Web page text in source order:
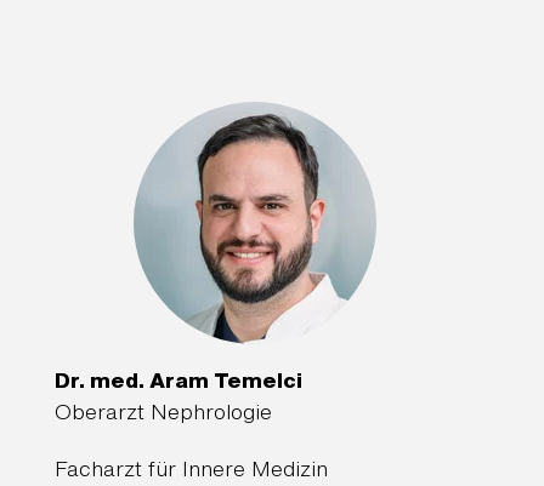
Dr. med. Aram Temelci
Oberarzt Nephrologie
Facharzt für Innere Medizin